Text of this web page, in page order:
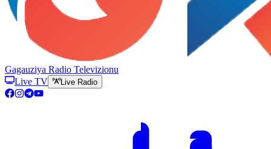
Gagauziya Radio Televizionu
Live TV
Live Radio